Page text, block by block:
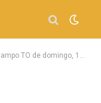
domingo, 12 de janeiro de 2025